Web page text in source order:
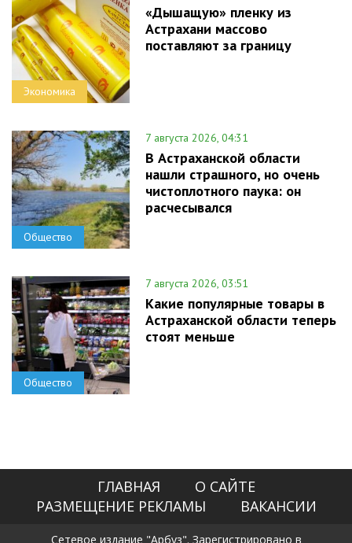
Экономика
«Дышащую» пленку из
Астрахани массово
поставляют за границу
Общество
7 августа 2026, 04:31
В Астраханской области
нашли страшного, но очень
чистоплотного паука: он
расчесывался
Общество
7 августа 2026, 03:51
Какие популярные товары в
Астраханской области теперь
стоят меньше
ГЛАВНАЯ
О САЙТЕ
РАЗМЕЩЕНИЕ РЕКЛАМЫ
ВАКАНСИИ
Сетевое издание "Арбуз". Зарегистрировано в